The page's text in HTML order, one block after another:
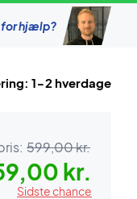
for hjælp?
1-2 hverdage
599,00 kr.
kr.
Sidste chance